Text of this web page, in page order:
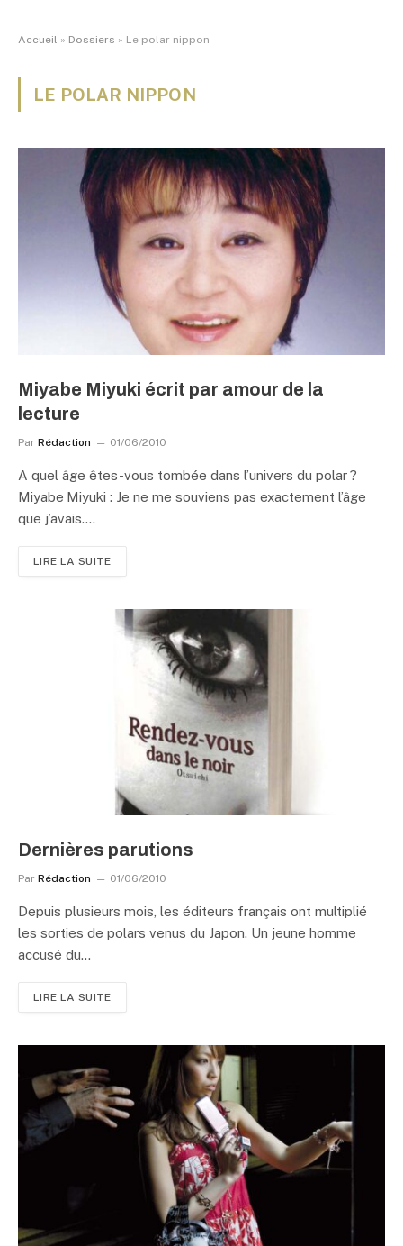
Accueil » Dossiers » Le polar nippon
LE POLAR NIPPON
Miyabe Miyuki écrit par amour de la
lecture
Par Rédaction 01/06/2010
A quel âge êtes-vous tombée dans l’univers du polar ?
Miyabe Miyuki : Je ne me souviens pas exactement l’âge
que j’avais.…
LIRE LA SUITE
Dernières parutions
Par Rédaction 01/06/2010
Depuis plusieurs mois, les éditeurs français ont multiplié
les sorties de polars venus du Japon. Un jeune homme
accusé du…
LIRE LA SUITE